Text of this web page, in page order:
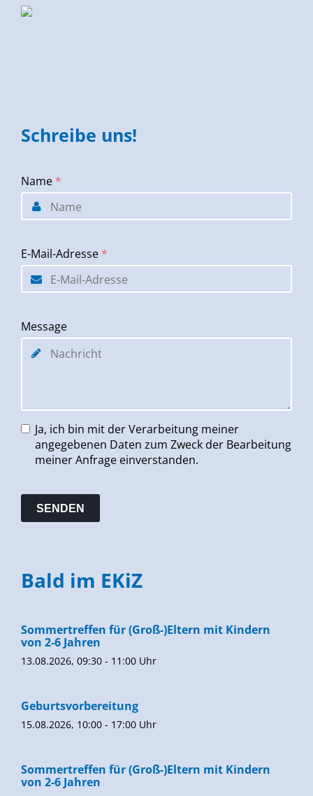
Schreibe uns!
Name *
E-Mail-Adresse *
Message
Ja, ich bin mit der Verarbeitung meiner
angegebenen Daten zum Zweck der Bearbeitung
meiner Anfrage einverstanden.
Bald im EKiZ
Sommertreffen für (Groß-)Eltern mit Kindern
von 2-6 Jahren
13.08.2026, 09:30 - 11:00 Uhr
Geburtsvorbereitung
15.08.2026, 10:00 - 17:00 Uhr
Sommertreffen für (Groß-)Eltern mit Kindern
von 2-6 Jahren